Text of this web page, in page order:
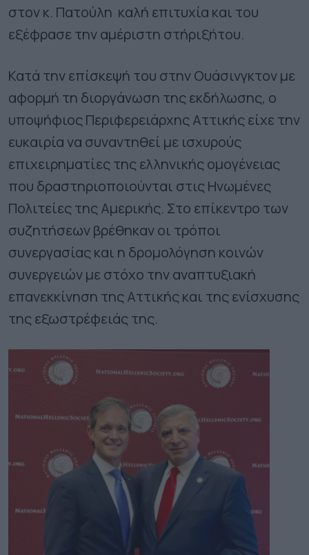
στον κ. Πατούλη καλή επιτυχία και του
εξέφρασε την αμέριστη στήριξήτου.
Κατά την επίσκεψή του στην Ουάσινγκτον με
αφορμή τη διοργάνωση της εκδήλωσης, ο
υποψήφιος Περιφερειάρχης Αττικής είχε την
ευκαιρία να συναντηθεί με ισχυρούς
επιχειρηματίες της ελληνικής ομογένειας
που δραστηριοποιούνται στις Ηνωμένες
Πολιτείες της Αμερικής. Στο επίκεντρο των
συζητήσεων βρέθηκαν οι τρόποι
συνεργασίας και η δρομολόγηση κοινών
συνεργειών με στόχο την αναπτυξιακή
επανεκκίνηση της Αττικής και της ενίσχυσης
της εξωστρέφειάς της.